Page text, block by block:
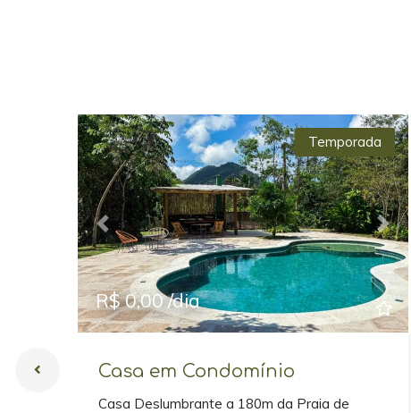
Previous Next
Temporada
R$ 0,00 /dia
Casa em Condomínio
Casa Deslumbrante a 180m da Praia de